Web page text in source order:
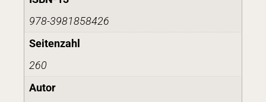
978-3981858426
Seitenzahl
260
Autor